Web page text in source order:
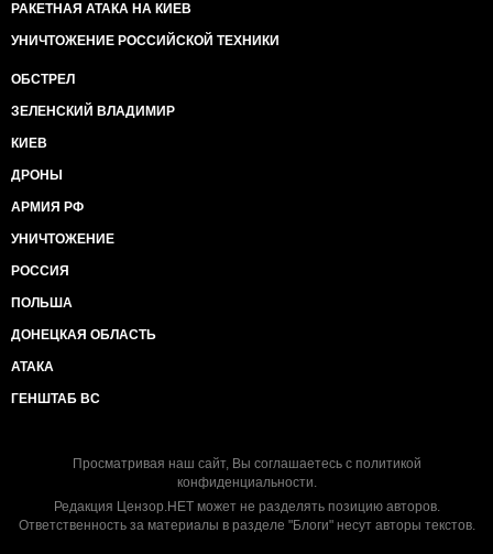
РАКЕТНАЯ АТАКА НА КИЕВ
УНИЧТОЖЕНИЕ РОССИЙСКОЙ ТЕХНИКИ
ОБСТРЕЛ
ЗЕЛЕНСКИЙ ВЛАДИМИР
КИЕВ
ДРОНЫ
АРМИЯ РФ
УНИЧТОЖЕНИЕ
РОССИЯ
ПОЛЬША
ДОНЕЦКАЯ ОБЛАСТЬ
АТАКА
ГЕНШТАБ ВС
Просматривая наш сайт, Вы соглашаетесь с политикой
конфиденциальности.
Редакция Цензор.НЕТ может не разделять позицию авторов.
Ответственность за материалы в разделе "Блоги" несут авторы текстов.